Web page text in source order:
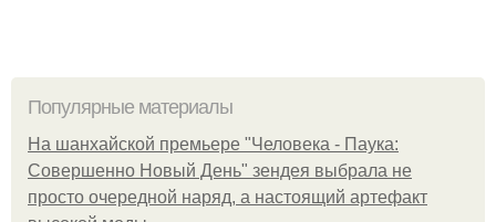
Популярные материалы
На шанхайской премьере "Человека - Паука:
Совершенно Новый День" зендея выбрала не
просто очередной наряд, а настоящий артефакт